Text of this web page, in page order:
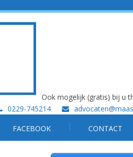
Ook mogelijk (gratis) bij u
0229-745214
FACEBOOK CONTACT